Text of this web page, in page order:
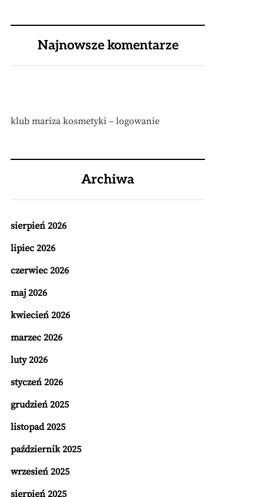
Najnowsze komentarze
klub mariza kosmetyki – logowanie
Archiwa
sierpień 2026
lipiec 2026
czerwiec 2026
maj 2026
kwiecień 2026
marzec 2026
luty 2026
styczeń 2026
grudzień 2025
listopad 2025
październik 2025
wrzesień 2025
sierpień 2025